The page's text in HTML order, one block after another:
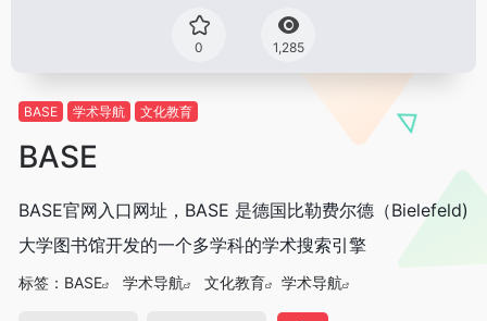
0 1,285
BASE 学术导航 ​文化教育
BASE
BASE官网入口网址，BASE 是德国比勒费尔德（Bielefeld)
大学图书馆开发的一个多学科的学术搜索引擎
标签： BASE 学术导航 ​文化教育 学术导航